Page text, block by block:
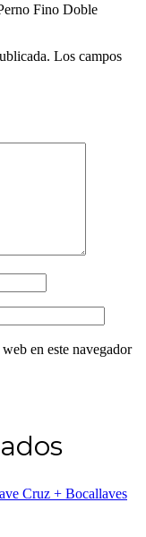
Fino Doble
Los campos
en este navegador